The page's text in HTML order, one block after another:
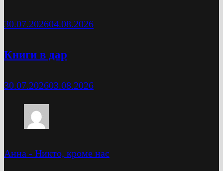
30.07.202604.08.2026
Книги в дар
30.07.202603.08.2026
Анна - Никто, кроме нас